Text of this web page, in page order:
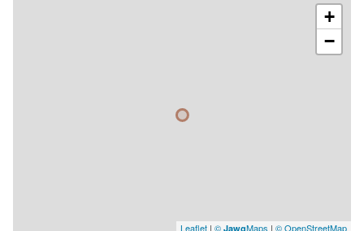
+
−
Leaflet | © JawgMaps | © OpenStreetMap